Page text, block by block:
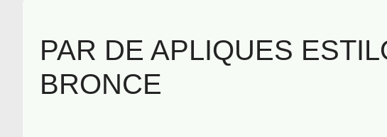
PAR DE APLIQUES
BRONCE